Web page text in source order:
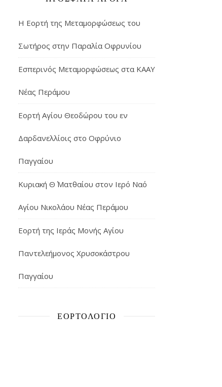
Η Εορτή της Μεταμορφώσεως του
Σωτήρος στην Παραλία Οφρυνίου
Εσπερινός Μεταμορφώσεως στα ΚΑΑΥ
Νέας Περάμου
Εορτή Αγίου Θεοδώρου του εν
Δαρδανελλίοις στο Οφρύνιο
Παγγαίου
Κυριακή Θ΄ Ματθαίου στον Ιερό Ναό
Αγίου Νικολάου Νέας Περάμου
Εορτή της Ιεράς Μονής Αγίου
Παντελεήμονος Χρυσοκάστρου
Παγγαίου
ΕΟΡΤΟΛΌΓΙΟ